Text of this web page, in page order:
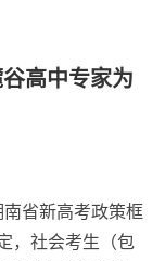
高中专家为
省新高考政策框
，社会考生（包